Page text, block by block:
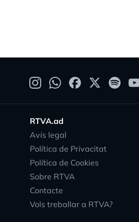
RTVA.ad
Avís legal
Política de Privacitat
Política de Cookies
Sobre RTVA
Contacte
Vols treballar a RTVA?